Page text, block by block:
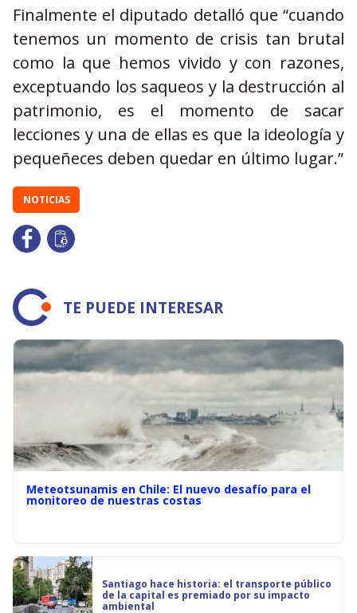
Finalmente el diputado detalló que “cuando
tenemos un momento de crisis tan brutal
como la que hemos vivido y con razones,
exceptuando los saqueos y la destrucción al
patrimonio, es el momento de sacar
lecciones y una de ellas es que la ideología y
pequeñeces deben quedar en último lugar.”
NOTICIAS
TE PUEDE INTERESAR
Meteotsunamis en Chile: El nuevo desafío para el
monitoreo de nuestras costas
Santiago hace historia: el transporte público
de la capital es premiado por su impacto
ambiental